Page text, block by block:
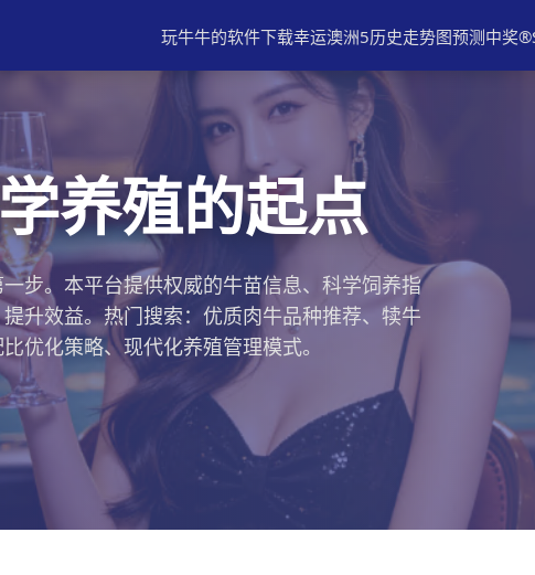
玩牛牛的软件下载幸运澳洲5历史走势图预测中奖
养殖的起点
步。本平台提供权威的牛苗信息、科学饲养指
升效益。热门搜索：优质肉牛品种推荐、犊牛
优化策略、现代化养殖管理模式。